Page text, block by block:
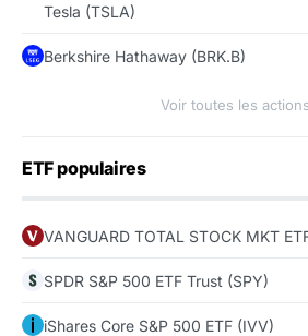
Tesla (TSLA)
Berkshire Hathaway (BRK.B)
Voir toutes les
ETF populaires
VANGUARD TOTAL STOCK MKT
SPDR S&P 500 ETF Trust (SPY)
iShares Core S&P 500 ETF (IVV)